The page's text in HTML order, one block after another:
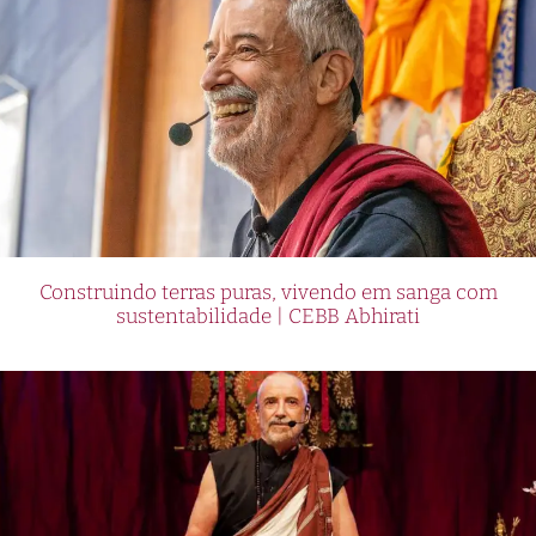
International Online Betting offers convenient
payment options tailored to the needs of South
Africans. Users can easily deposit and withdraw
funds using local banking methods, eliminating
the hassle of dealing with foreign currencies
and payment gateways. This makes the entire
betting experience seamless and hassle-free.
South African Online Betting
South Africa has emerged as a gateway to
international online betting, offering a wide
range of opportunities for both seasoned
gamblers and novices looking to test their luck.
Construindo terras puras, vivendo em sanga com
sustentabilidade | CEBB Abhirati